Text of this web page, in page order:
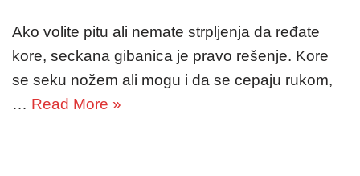
Ako volite pitu ali nemate strpljenja da ređate
kore, seckana gibanica je pravo rešenje. Kore
se seku nožem ali mogu i da se cepaju rukom,
… Read More »